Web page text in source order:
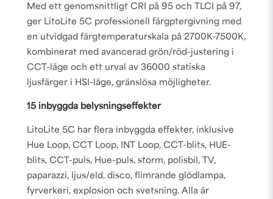
Med ett genomsnittligt CRI på 95 och TLCI på 97,
ger LitoLite 5C professionell färgptergivning med
en utvidgad färgtemperaturskala på 2700K-7500K,
kombinerat med avancerad grön/röd-justering i
CCT-läge och ett urval av 36000 statiska
ljusfärger i HSI-läge, gränslösa möjligheter.
15 inbyggda belysningseffekter
LitoLite 5C har flera inbyggda effekter, inklusive
Hue Loop, CCT Loop, INT Loop, CCT-blits, HUE-
blits, CCT-puls, Hue-puls, storm, polisbil, TV,
paparazzi, ljus/eld, disco, flimrande glödlampa,
fyrverkeri, explosion och svetsning. Alla är